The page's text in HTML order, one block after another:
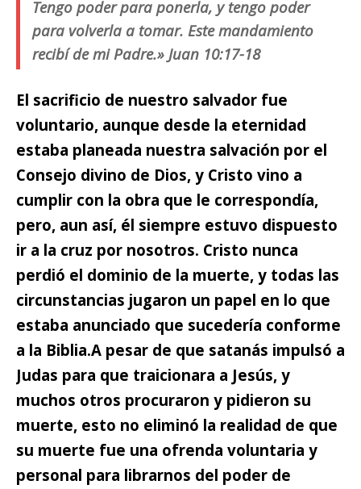
Tengo poder para ponerla, y tengo poder
para volverla a tomar. Este mandamiento
recibí de mi Padre.» Juan 10:17-18
El sacrificio de nuestro salvador fue
voluntario, aunque desde la eternidad
estaba planeada nuestra salvación por el
Consejo divino de Dios, y Cristo vino a
cumplir con la obra que le correspondía,
pero, aun así, él siempre estuvo dispuesto
ir a la cruz por nosotros. Cristo nunca
perdió el dominio de la muerte, y todas las
circunstancias jugaron un papel en lo que
estaba anunciado que sucedería conforme
a la Biblia.A pesar de que satanás impulsó a
Judas para que traicionara a Jesús, y
muchos otros procuraron y pidieron su
muerte, esto no eliminó la realidad de que
su muerte fue una ofrenda voluntaria y
personal para librarnos del poder de